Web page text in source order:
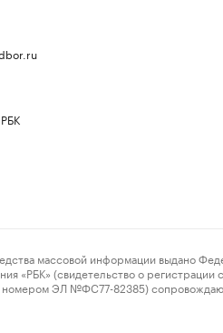
массовой информации выдано
«РБК» (свидетельство о регистрации
номером ЭЛ №ФС77-82385)